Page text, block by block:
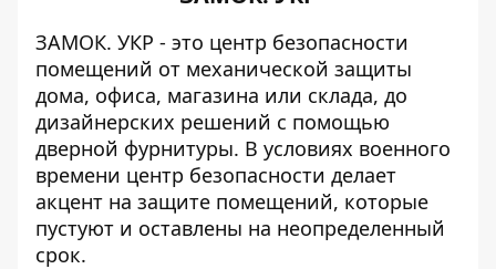
ЗАМОК. УКР - это центр безопасности
помещений от механической защиты
дома, офиса, магазина или склада, до
дизайнерских решений с помощью
дверной фурнитуры. В условиях военного
времени центр безопасности делает
акцент на защите помещений, которые
пустуют и оставлены на неопределенный
срок.